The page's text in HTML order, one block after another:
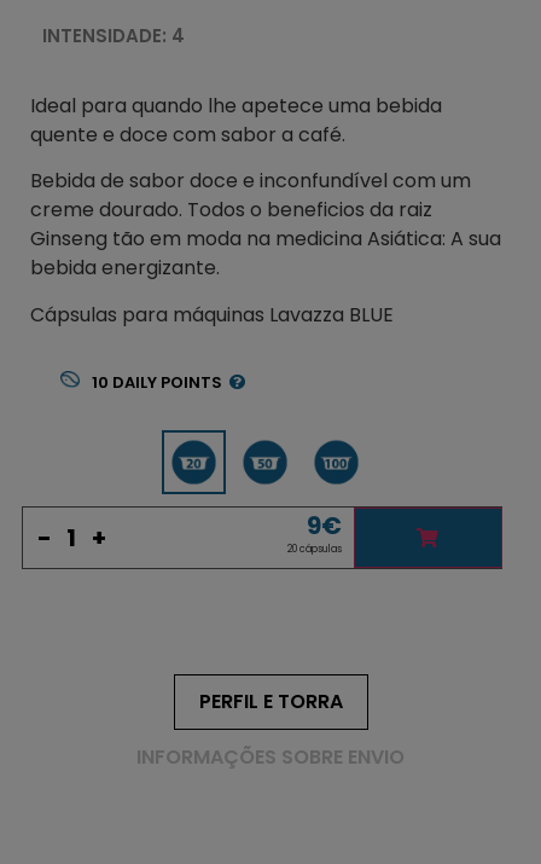
INTENSIDADE: 4
Ideal para quando lhe apetece uma bebida
quente e doce com sabor a café.
Bebida de sabor doce e inconfundível com um
creme dourado. Todos o beneficios da raiz
Ginseng tão em moda na medicina Asiática: A sua
bebida energizante.
Cápsulas para máquinas Lavazza BLUE
10 DAILY POINTS
- + 9€
20 cápsulas
PERFIL E TORRA
INFORMAÇÕES SOBRE ENVIO